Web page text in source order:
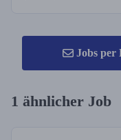
Jobs per
1 ähnlicher Job